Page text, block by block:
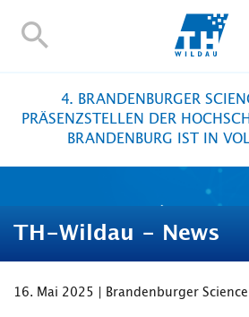
TH-
IM STUDIUM
FORSCHUNG UND TRANSFER
INTERNATIONAL
BESCHÄFTIGTE
Blogs Kontakt und Anfahrt
4. BRANDENBURGER
PRÄSENZSTELLEN DER
BRANDENBURG IST IN
TH-Wildau - News
16. Mai 2025 | Brandenburger